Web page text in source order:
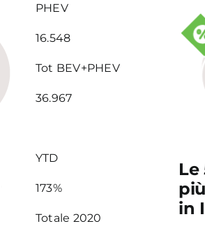
PHEV
16.548
Tot BEV+PHEV
36.967
YTD
173%
Totale 2020
Le
in